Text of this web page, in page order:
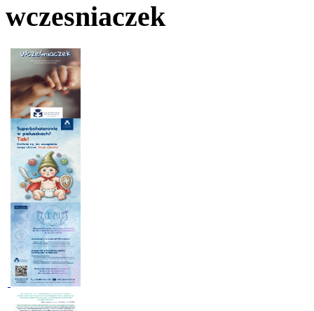
wczesniaczek